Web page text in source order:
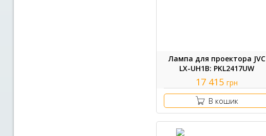
Лампа для проектора JVC
LX-UH1B: PKL2417UW
17 415 грн
В кошик